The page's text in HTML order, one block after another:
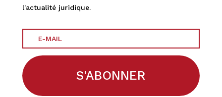
l'actualité juridique.
S'ABONNER